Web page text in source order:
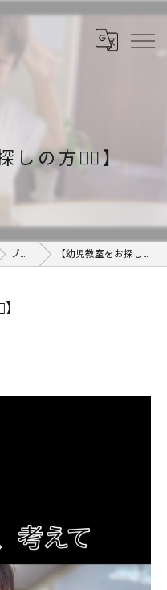
しの方💁‍♂️】
ブログ 【幼児教室をお探しの方💁‍♂️】